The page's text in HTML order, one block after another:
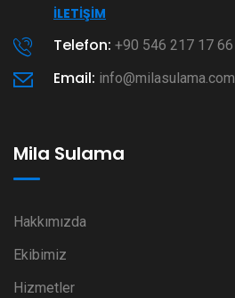
İLETIŞIM
Telefon: +90 546 217 17 66
Email: info@milasulama.com
Mila Sulama
Hakkımızda
Ekibimiz
Hizmetler